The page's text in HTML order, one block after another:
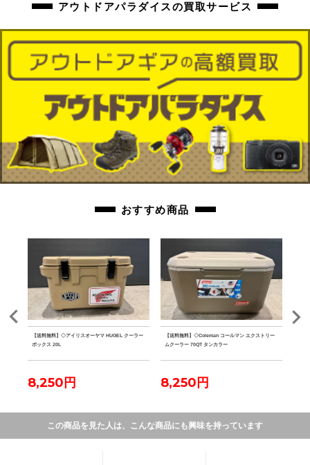
アウトドアパラダイスの買取サービス
おすすめ商品
【送料無料】◇アイリスオーヤマ HUGEL クーラー
ボックス 20L
8,250円
【送料無料】◇Coleman コールマン エクストリー
ムクーラー 70QT タンカラー
8,250円
この商品を見た人は、こんな商品にも興味を持っています